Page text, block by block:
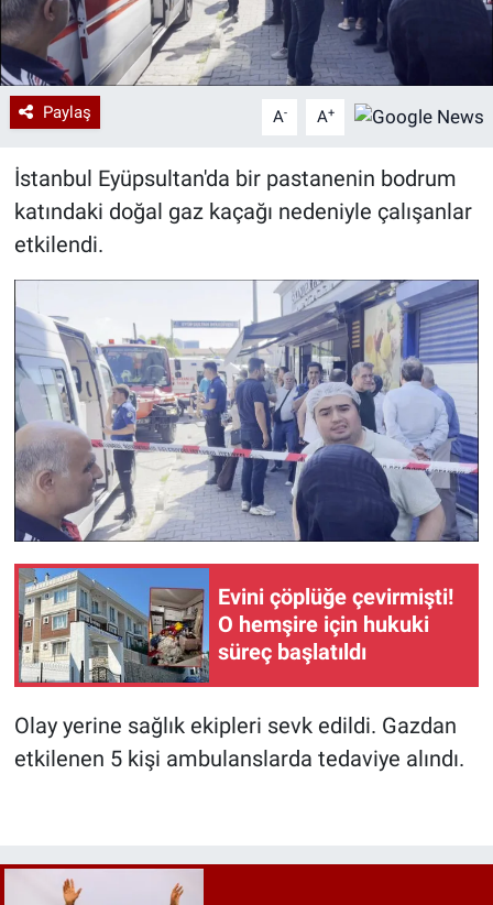
Paylaş A- A+
İstanbul Eyüpsultan'da bir pastanenin bodrum
katındaki doğal gaz kaçağı nedeniyle çalışanlar
etkilendi.
Evini çöplüğe çevirmişti!
O hemşire için hukuki
süreç başlatıldı
Olay yerine sağlık ekipleri sevk edildi. Gazdan
etkilenen 5 kişi ambulanslarda tedaviye alındı.
Sağlık
Teknoloji